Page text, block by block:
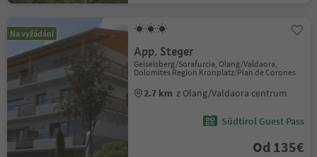
Na vyžádání
App. Steger
Geiselsberg/Sorafurcia, Olang/Valdaora,
Dolomites Region Kronplatz/Plan de Corones
2.7 km z Olang/Valdaora centrum
Südtirol Guest Pass
Od 135€